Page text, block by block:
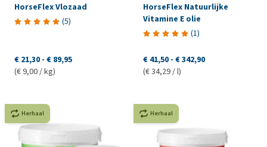
HorseFlex Vlozaad
(5)
€ 21,30 - € 89,95
(€ 9,00 / kg)
HorseFlex Natuurlijke
Vitamine E olie
(1)
€ 41,50 - € 342,90
(€ 34,29 / l)
Herhaal Herhaal